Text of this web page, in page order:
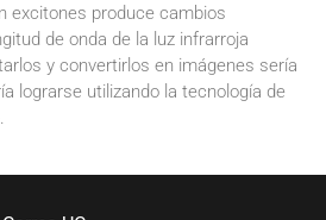
excitones produce cambios
de onda de la luz infrarroja
y convertirlos en imágenes sería
lograrse utilizando la tecnología de